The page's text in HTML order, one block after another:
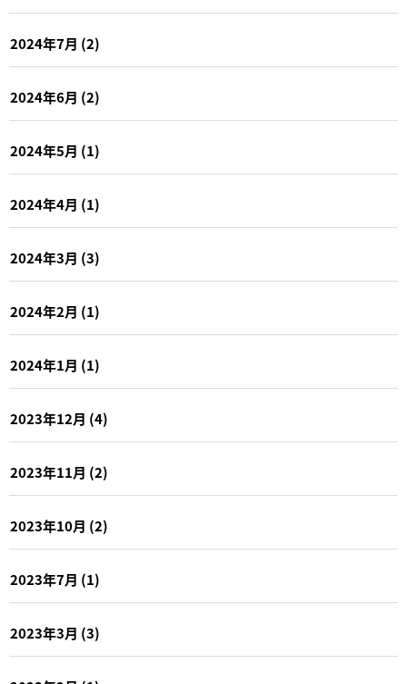
2024年7月 (2)
2024年6月 (2)
2024年5月 (1)
2024年4月 (1)
2024年3月 (3)
2024年2月 (1)
2024年1月 (1)
2023年12月 (4)
2023年11月 (2)
2023年10月 (2)
2023年7月 (1)
2023年3月 (3)